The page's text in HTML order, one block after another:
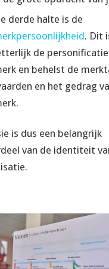
derde halte is de
. Dit
de personificatie
en behelst de
en het gedrag
is dus een belangrijk
van de identiteit